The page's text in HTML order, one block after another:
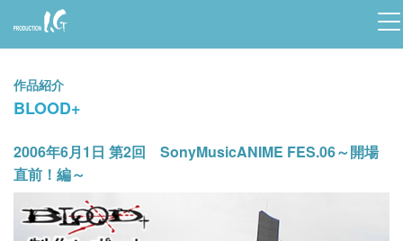
Prod
uctio
n I.G
作品紹介
BLOOD+
2006年6月1日 第2回 SonyMusicANIME FES.06～開場
直前！編～